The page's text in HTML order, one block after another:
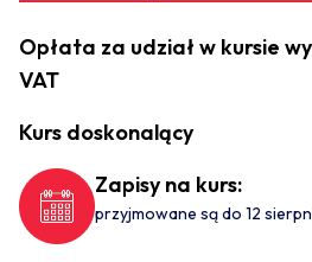
Opłata za udział w kursie
VAT
Kurs doskonalący
Zapisy na kurs:
przyjmowane są do 12